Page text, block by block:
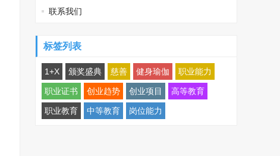
联系我们
标签列表
1+X 颁奖盛典 慈善 健身瑜伽 职业能力
职业证书 创业趋势 创业项目 高等教育
职业教育 中等教育 岗位能力